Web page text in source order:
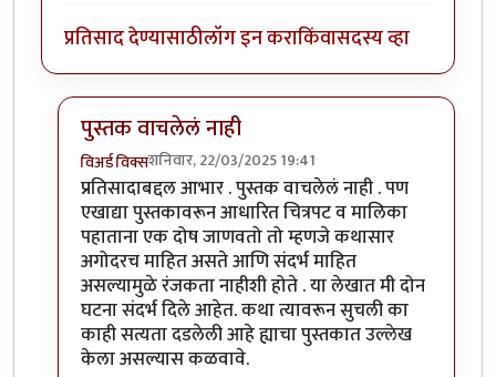
प्रतिसाद देण्यासाठीलॉग इन कराकिंवासदस्य व्हा
पुस्तक वाचलेलं नाही
विअर्ड विक्सशनिवार, 22/03/2025 19:41
In reply toपुस्तकाच्या तुलनेत मालिकाbyकिसन शिंदे
प्रतिसादाबद्दल आभार . पुस्तक वाचलेलं नाही . पण
एखाद्या पुस्तकावरून आधारित चित्रपट व मालिका
पहाताना एक दोष जाणवतो तो म्हणजे कथासार
अगोदरच माहित असते आणि संदर्भ माहित
असल्यामुळे रंजकता नाहीशी होते . या लेखात मी दोन
घटना संदर्भ दिले आहेत. कथा त्यावरून सुचली का
काही सत्यता दडलेली आहे ह्याचा पुस्तकात उल्लेख
केला असल्यास कळवावे.